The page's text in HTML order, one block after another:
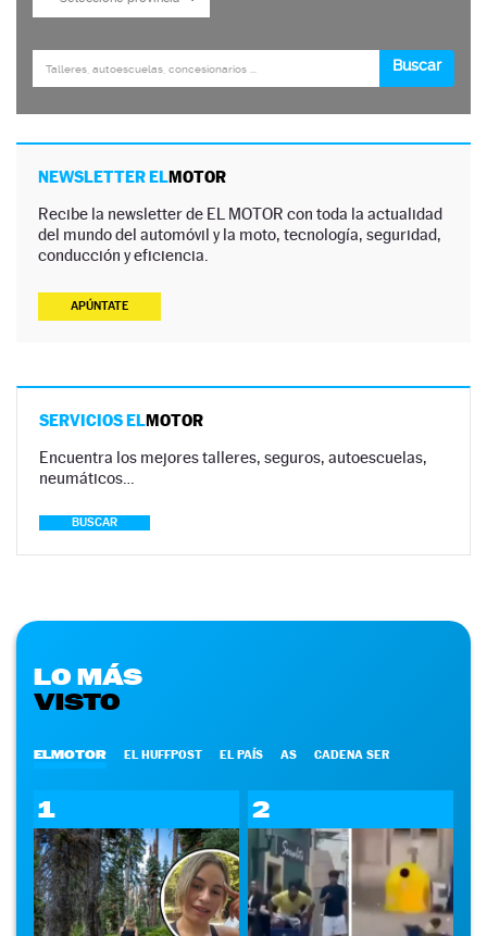
NEWSLETTER ELMOTOR
Recibe la newsletter de EL MOTOR con toda la actualidad
del mundo del automóvil y la moto, tecnología, seguridad,
conducción y eficiencia.
APÚNTATE
SERVICIOS ELMOTOR
Encuentra los mejores talleres, seguros, autoescuelas,
neumáticos…
BUSCAR
LO MÁS
VISTO
ELMOTOR EL HUFFPOST EL PAÍS AS CADENA SER
1 2